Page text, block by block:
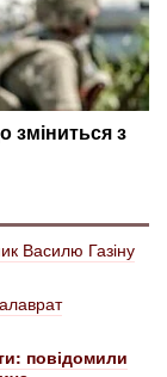
Василю Газіну
повідомили